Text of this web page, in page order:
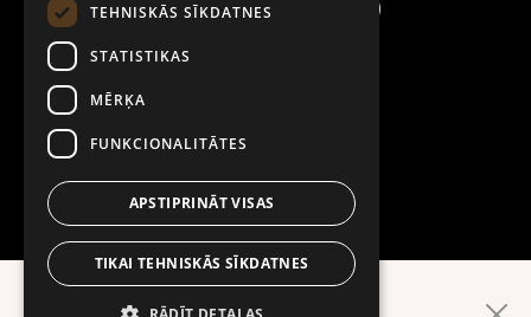
TEHNISKĀS SĪKDATNES
STATISTIKAS
MĒRĶA
FUNKCIONALITĀTES
APSTIPRINĀT VISAS
TIKAI TEHNISKĀS SĪKDATNES